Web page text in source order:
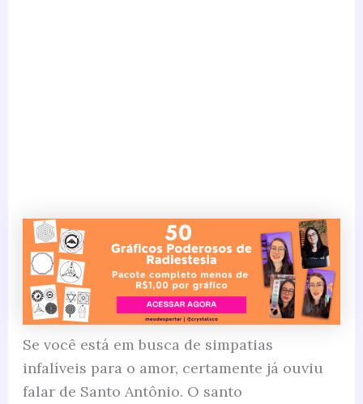
Se você está em busca de simpatias
infalíveis para o amor, certamente já ouviu
falar de Santo Antônio. O santo